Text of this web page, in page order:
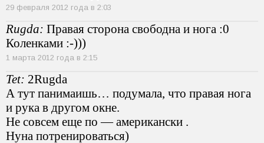
29 февраля 2012 года в 2:03
Rugda: Правая сторона свободна и нога :0
Коленками :-)))
1 марта 2012 года в 2:15
Tet: 2Rugda
А тут панимаишь… подумала, что правая нога
и рука в другом окне.
Не совсем еще по — американски .
Нуна потренироваться)